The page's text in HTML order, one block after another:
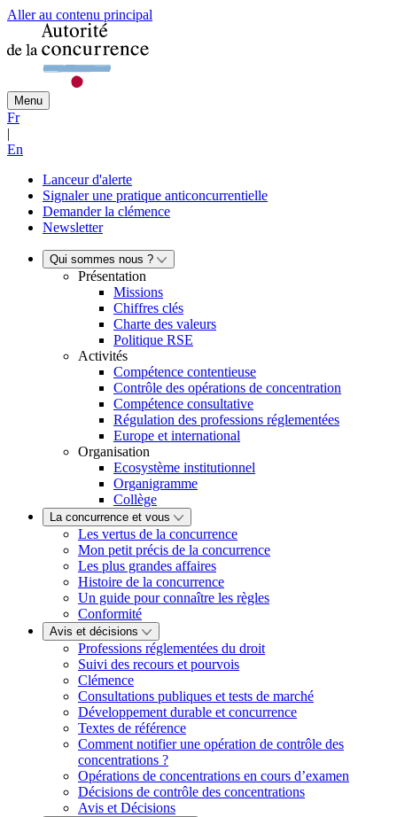
Aller au contenu principal
Menu
Fr
|
En
Lanceur d'alerte
Signaler une pratique anticoncurrentielle
Demander la clémence
Newsletter
Qui sommes nous ?
Présentation
Missions
Chiffres clés
Charte des valeurs
Politique RSE
Activités
Compétence contentieuse
Contrôle des opérations de concentration
Compétence consultative
Régulation des professions réglementées
Europe et international
Organisation
Ecosystème institutionnel
Organigramme
Collège
La concurrence et vous
Les vertus de la concurrence
Mon petit précis de la concurrence
Les plus grandes affaires
Histoire de la concurrence
Un guide pour connaître les règles
Conformité
Avis et décisions
Professions réglementées du droit
Suivi des recours et pourvois
Clémence
Consultations publiques et tests de marché
Développement durable et concurrence
Textes de référence
Comment notifier une opération de contrôle des
concentrations ?
Opérations de concentrations en cours d’examen
Décisions de contrôle des concentrations
Avis et Décisions